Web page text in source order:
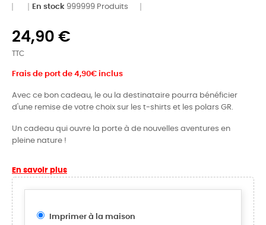
En stock 999999 Produits
24,90 €
TTC
Frais de port de 4,90€ inclus
Avec ce bon cadeau, le ou la destinataire pourra bénéficier
d'une remise de votre choix sur les t-shirts et les polars GR.
Un cadeau qui ouvre la porte à de nouvelles aventures en
pleine nature !
En savoir plus
Imprimer à la maison